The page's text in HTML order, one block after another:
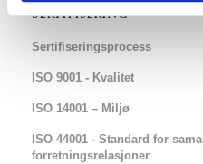
Sertifisering
Sertifiseringsprocess
ISO 9001 - Kvalitet
ISO 14001 – Miljø
ISO 44001 - Standard for
forretningsrelasjoner